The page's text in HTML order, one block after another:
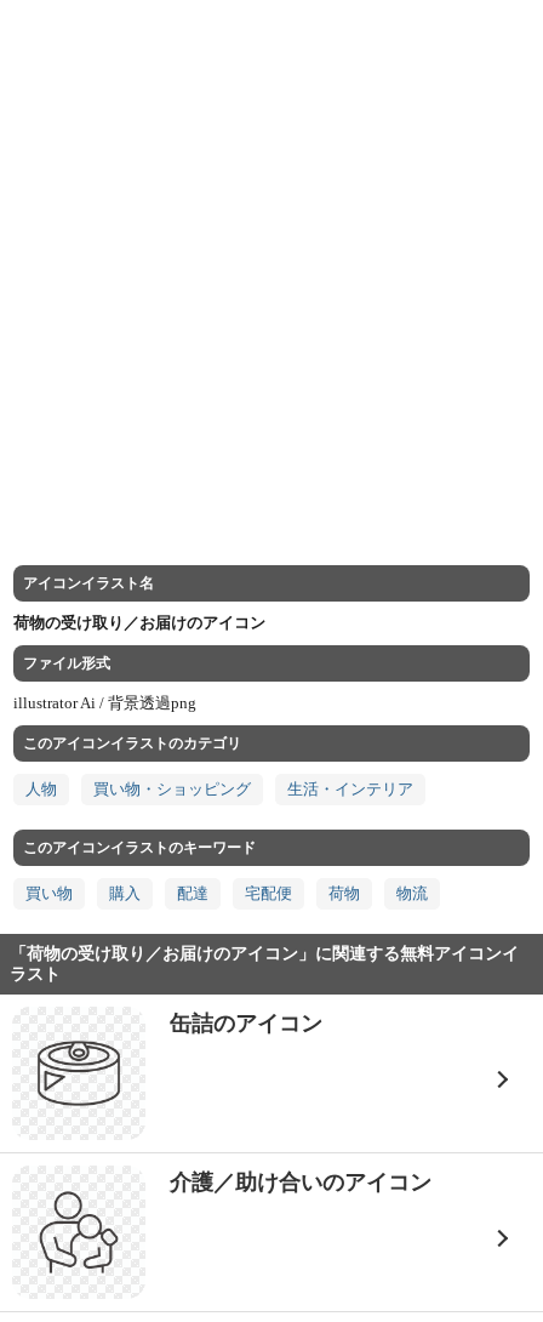
アイコンイラスト名
荷物の受け取り／お届けのアイコン
ファイル形式
illustrator Ai /背景透過png
このアイコンイラストのカテゴリ
人物 買い物・ショッピング 生活・インテリア
このアイコンイラストのキーワード
買い物 購入 配達 宅配便 荷物 物流
「荷物の受け取り／お届けのアイコン」に関連する無料アイコンイ
ラスト
缶詰のアイコン
介護／助け合いのアイコン